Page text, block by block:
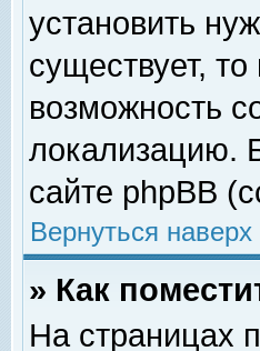
установить
существует,
возможность
локализацию.
сайте phpBB
Вернуться наверх
» Как
На страницах